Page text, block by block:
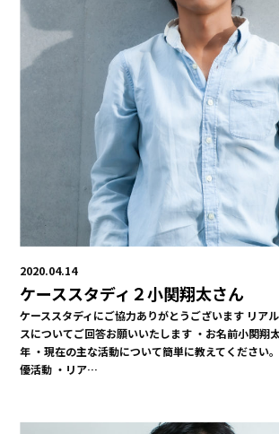
2020.04.14
ケーススタディ２小関翔太さん
ケーススタディにご協力ありがとうございます リア
スについてご回答お願いいたします ・お名前小関翔
年 ・現在の主な活動について簡単に教えてください
優活動 ・リア…